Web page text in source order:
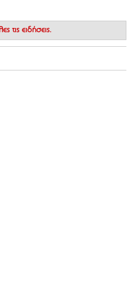
τις ειδήσεις.